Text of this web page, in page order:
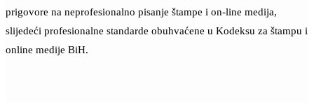
prigovore na neprofesionalno pisanje štampe i on-line medija,
slijedeći profesionalne standarde obuhvaćene u Kodeksu za štampu i
online medije BiH.